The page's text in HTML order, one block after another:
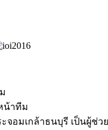
น้าทีม
จอมเกล้าธนบุรี เป็นผู้ช่